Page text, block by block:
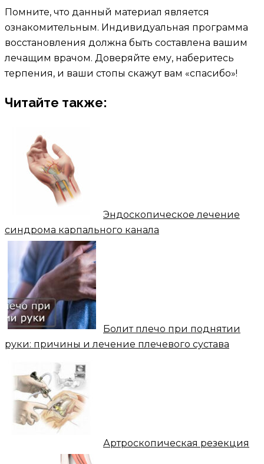
Помните, что данный материал является
ознакомительным. Индивидуальная программа
восстановления должна быть составлена вашим
лечащим врачом. Доверяйте ему, наберитесь
терпения, и ваши стопы скажут вам «спасибо»!
Читайте также:
Эндоскопическое лечение
синдрома карпального канала
Болит плечо при поднятии
руки: причины и лечение плечевого сустава
Артроскопическая резекция